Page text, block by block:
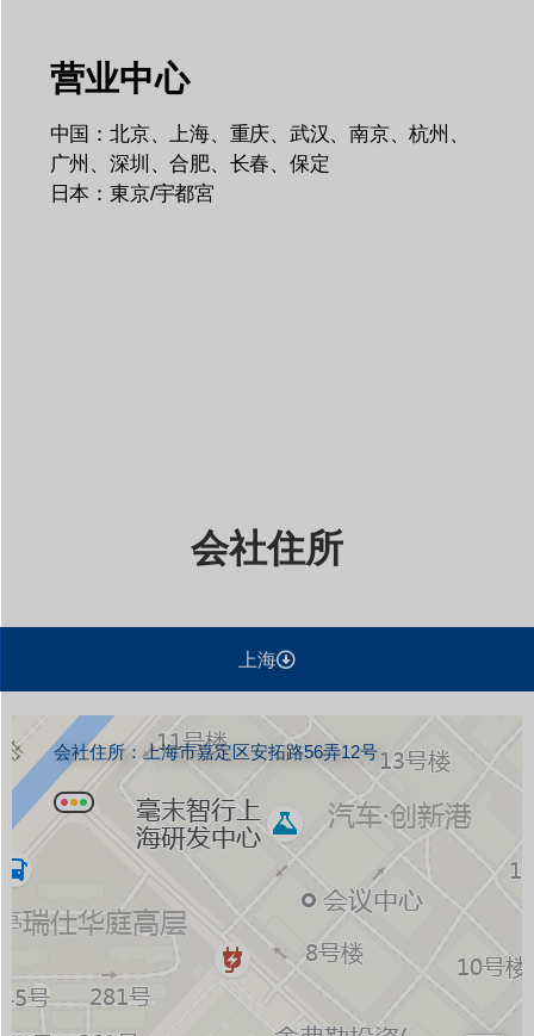
营业中心
中国：北京、上海、重庆、武汉、南京、杭州、
广州、深圳、合肥、长春、保定
日本：東京/宇都宮
会社住所
上海
会社住所：上海市嘉定区安拓路56弄12号